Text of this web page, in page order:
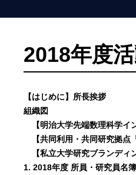
2018年度
【はじめに】所長挨拶
組織図
【明治大学先端数理科学イ
【共同利用・共同研究拠点
【私立大学研究ブランディ
1. 2018年度 所員・研究員名簿